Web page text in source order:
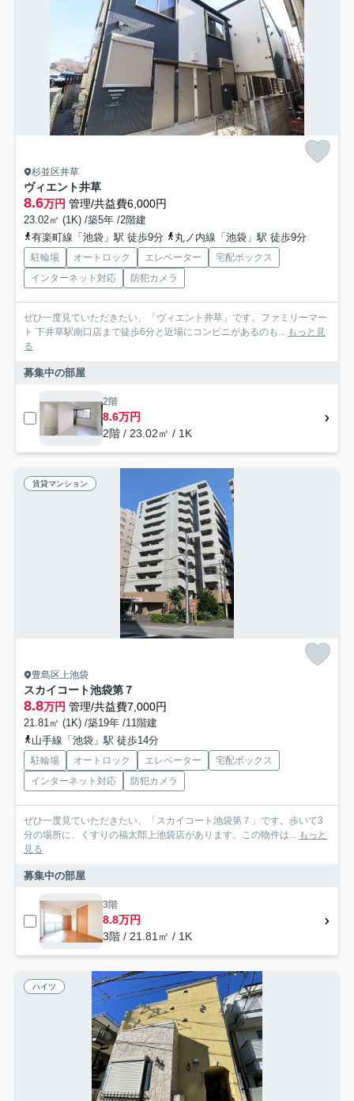
杉並区井草
ヴィエント井草
8.6万円 管理/共益費6,000円
23.02㎡ (1K) /築5年 /2階建
有楽町線「池袋」駅 徒歩9分
丸ノ内線「池袋」駅 徒歩9分
駐輪場 オートロック エレベーター
宅配ボックス
インターネット対応
防犯カメラ
ぜひ一度見ていただきたい、「ヴィエント井草」です。ファミリーマー
ト 下井草駅南口店まで徒歩6分と近場にコンビニがあるのも... もっと見
る
募集中の部屋
2階
8.6万円
2階 / 23.02㎡ / 1K
賃貸マンション
豊島区上池袋
スカイコート池袋第７
8.8万円 管理/共益費7,000円
21.81㎡ (1K) /築19年 /11階建
山手線「池袋」駅 徒歩14分
駐輪場 オートロック エレベーター
宅配ボックス
インターネット対応
防犯カメラ
ぜひ一度見ていただきたい、「スカイコート池袋第７」です。歩いて3
分の場所に、くすりの福太郎上池袋店があります。この物件は... もっと
見る
募集中の部屋
3階
8.8万円
3階 / 21.81㎡ / 1K
ハイツ